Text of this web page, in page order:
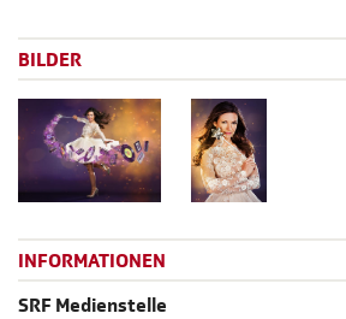
BILDER
INFORMATIONEN
SRF Medienstelle